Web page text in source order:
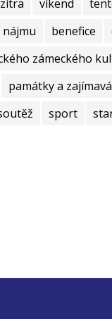
zítra víkend
nájmu benefice
zámeckého
památky a
sport